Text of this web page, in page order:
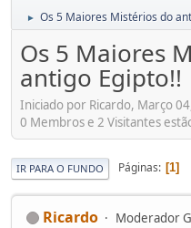
► Os 5 Maiores Mistérios do
Os 5 Maiores
antigo Egipto!!
Iniciado por Ricardo, Março
0 Membros e 2 Visitantes
IR PARA O FUNDO Páginas 1
Ricardo Moderador